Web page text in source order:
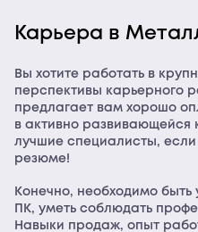
Карьера в
Вы хотите работать в
перспективы карьерного
предлагает вам хорошо
в активно
лучшие специалисты,
резюме!
Конечно, необходимо
ПК, уметь соблюдать
Навыки продаж, опыт